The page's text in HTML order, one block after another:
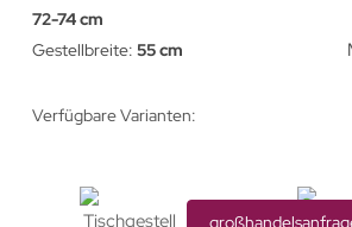
72-74 cm
Gestellbreite: 55 cm
Verfügbare Varianten: